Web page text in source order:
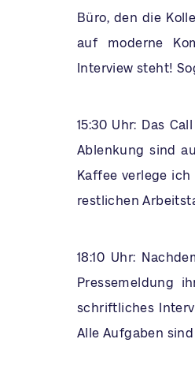
Büro, den die
auf moderne
Interview steht!
15:30 Uhr: Das
Ablenkung sind
Kaffee verlege
restlichen
18:10 Uhr:
Pressemeldung
schriftliches
Alle Aufgaben